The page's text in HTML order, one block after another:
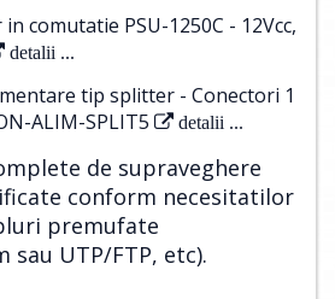
comutatie PSU-1250C - 12Vcc,
detalii ...
tip splitter - Conectori 1
ALIM-SPLIT5
detalii ...
de supraveghere
conform necesitatilor
premufate
sau UTP/FTP, etc).